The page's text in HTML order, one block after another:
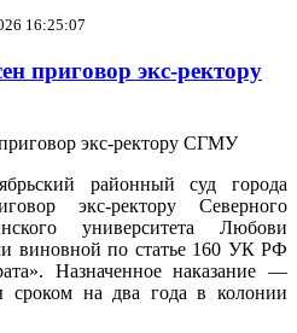
16:25:07
приговор экс-ректору
районный суд города
экс-ректору Северного
университета Любови
по статье 160 УК РФ
Назначенное наказание —
сроком на два года в колонии